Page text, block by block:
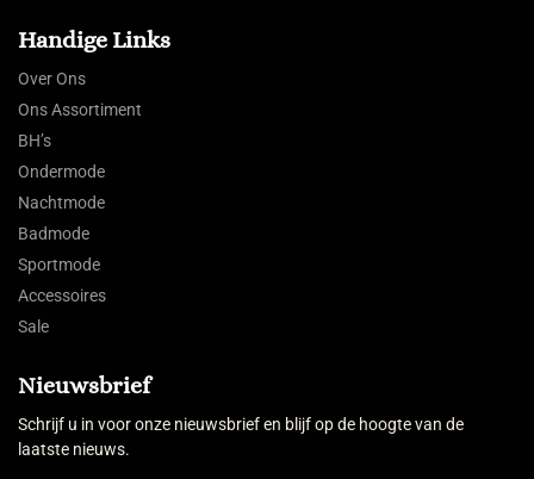
Handige Links
Over Ons
Ons Assortiment
BH’s
Ondermode
Nachtmode
Badmode
Sportmode
Accessoires
Sale
Nieuwsbrief
Schrijf u in voor onze nieuwsbrief en blijf op de hoogte van de
laatste nieuws.